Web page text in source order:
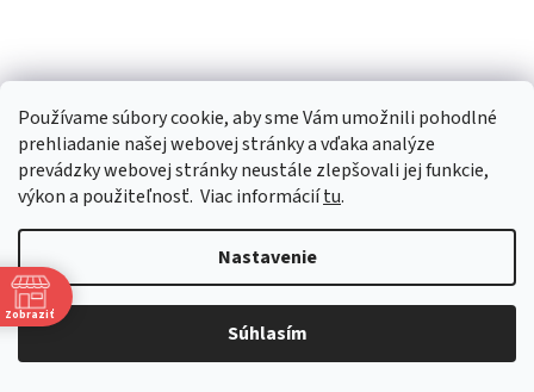
Používame súbory cookie, aby sme Vám umožnili pohodlné
prehliadanie našej webovej stránky a vďaka analýze
prevádzky webovej stránky neustále zlepšovali jej funkcie,
výkon a použiteľnosť. Viac informáciítu.
Nastavenie
Súhlasím
Kontakt
zakovsky@zakovsky.sk
033/553 6234
https://www.facebook.com/husqvarnatrnava
husqvarna_trnava_
Zobraziť